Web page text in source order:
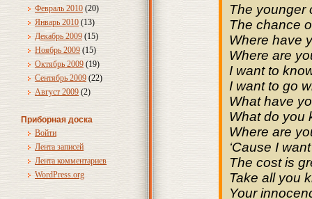
Февраль 2010 (20)
Январь 2010 (13)
Декабрь 2009 (15)
Ноябрь 2009 (15)
Октябрь 2009 (19)
Сентябрь 2009 (22)
Август 2009 (2)
Приборная доска
Войти
Лента записей
Лента комментариев
WordPress.org
The younger
The chance
Where have
Where are
I want to
I want to go
What have
What do you
Where are
‘Cause I
The cost is
Take all you
Your